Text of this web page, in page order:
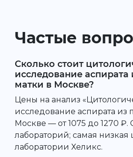
Частые
Сколько стоит
исследование аспирата
матки в Москве?
Цены на анализ
исследование аспирата из
Москве — от 1075 до 1270 ₽.
лабораторий; самая низкая
лаборатории Хеликс.